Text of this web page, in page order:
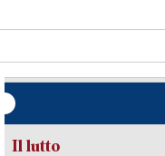
Il lutto